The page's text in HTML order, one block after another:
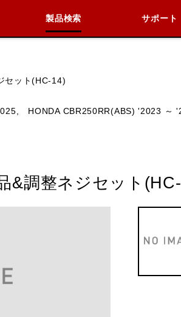
製品検索 サポート
セット(HC-14)
HONDA CBR250RR(ABS) '2023 ～
&調整ネジセット